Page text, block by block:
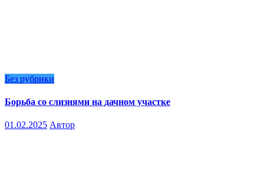
Без рубрики
Борьба со слизнями на дачном участке
01.02.2025 Автор